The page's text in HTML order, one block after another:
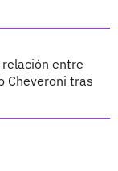
entre
Cheveroni tras